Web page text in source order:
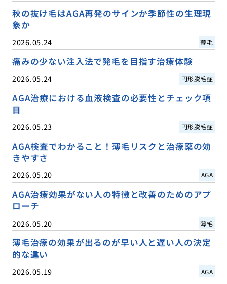
秋の抜け毛はAGA再発のサインか季節性の生理現
象か
2026.05.24 薄毛
痛みの少ない注入法で発毛を目指す治療体験
2026.05.24 円形脱毛症
AGA治療における血液検査の必要性とチェック項
目
2026.05.23 円形脱毛症
AGA検査でわかること！薄毛リスクと治療薬の効
きやすさ
2026.05.20 AGA
AGA治療効果がない人の特徴と改善のためのアプ
ローチ
2026.05.20 薄毛
薄毛治療の効果が出るのが早い人と遅い人の決定
的な違い
2026.05.19 AGA